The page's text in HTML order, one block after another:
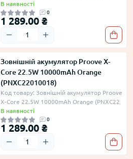
В наявності
0
1 289.00 ₴
Зовнішній акумулятор Proove X-
Core 22.5W 10000mAh Orange
(PNXC22010018)
Код товару: Зовнішній акумулятор Proove
X-Core 22.5W 10000mAh Orange (PNXC22
В наявності
0
1 289.00 ₴